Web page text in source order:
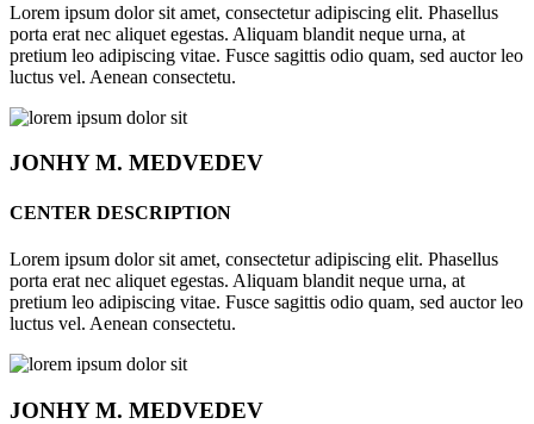
Lorem ipsum dolor sit amet, consectetur adipiscing elit. Phasellus
porta erat nec aliquet egestas. Aliquam blandit neque urna, at
pretium leo adipiscing vitae. Fusce sagittis odio quam, sed auctor leo
luctus vel. Aenean consectetu.
JONHYM. MEDVEDEV
CENTER DESCRIPTION
Lorem ipsum dolor sit amet, consectetur adipiscing elit. Phasellus
porta erat nec aliquet egestas. Aliquam blandit neque urna, at
pretium leo adipiscing vitae. Fusce sagittis odio quam, sed auctor leo
luctus vel. Aenean consectetu.
JONHYM. MEDVEDEV